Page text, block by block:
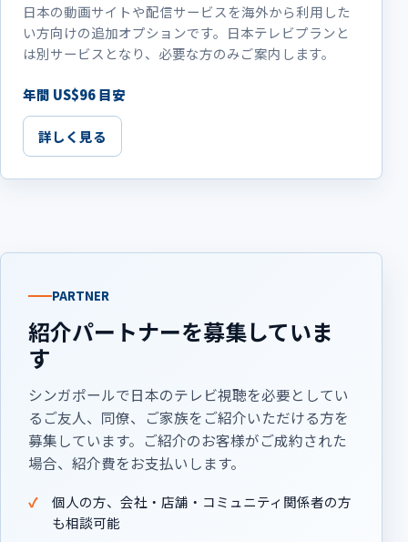
日本の動画サイトや配信サービスを海外から利用した
い方向けの追加オプションです。日本テレビプランと
は別サービスとなり、必要な方のみご案内します。
年間 US$96 目安
詳しく見る
PARTNER
紹介パートナーを募集していま
す
シンガポールで日本のテレビ視聴を必要としてい
るご友人、同僚、ご家族をご紹介いただける方を
募集しています。ご紹介のお客様がご成約された
場合、紹介費をお支払いします。
個人の方、会社・店舗・コミュニティ関係者の方
も相談可能